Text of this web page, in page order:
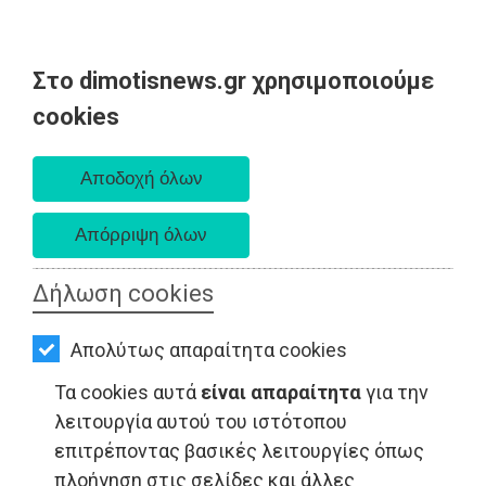
Στο dimotisnews.gr χρησιμοποιούμε
cookies
Δήλωση cookies
Απολύτως απαραίτητα cookies
Τα cookies αυτά είναι απαραίτηταγια την
λειτουργία αυτού του ιστότοπου
επιτρέποντας βασικές λειτουργίες όπως
πλοήγηση στις σελίδες και άλλες
AΡΧΙΚΗ
ΕΙΔΗΣΕΙΣ
ΠΟΛΙΤΙΚΗ
ΤΟΠΙΚΗ
ΑΥΤΟΔΙΟΙΚΗΣΗ
ΟΙΚΟΝΟΜΙΑ
ΑΘΛΗΤΙΣΜΟΣ
ΠΟΛΙΤΙΣΜΟΣ
ΣΠΙΤΙ-
ΤΟΠΙΚΗ ΑΥΤΟΔΙΟΙΚΗΣΗ - Νέα Μάκρη